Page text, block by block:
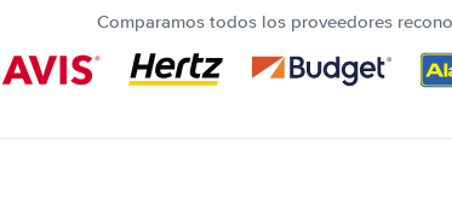
Comparamos todos los proveedores